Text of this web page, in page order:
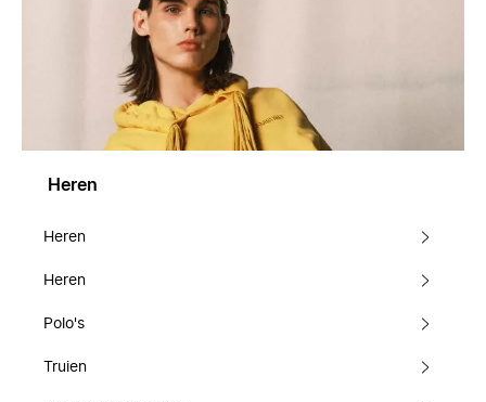
Heren
Heren
Heren
Polo's
Truien